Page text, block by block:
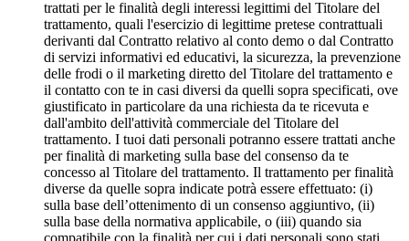
trattati per le finalità degli interessi legittimi del Titolare del
trattamento, quali l'esercizio di legittime pretese contrattuali
derivanti dal Contratto relativo al conto demo o dal Contratto
di servizi informativi ed educativi, la sicurezza, la prevenzione
delle frodi o il marketing diretto del Titolare del trattamento e
il contatto con te in casi diversi da quelli sopra specificati, ove
giustificato in particolare da una richiesta da te ricevuta e
dall'ambito dell'attività commerciale del Titolare del
trattamento. I tuoi dati personali potranno essere trattati anche
per finalità di marketing sulla base del consenso da te
concesso al Titolare del trattamento. Il trattamento per finalità
diverse da quelle sopra indicate potrà essere effettuato: (i)
sulla base dell’ottenimento di un consenso aggiuntivo, (ii)
sulla base della normativa applicabile, o (iii) quando sia
compatibile con la finalità per cui i dati personali sono stati